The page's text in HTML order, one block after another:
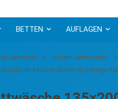
BETTEN AUFLAGEN
Jahreszeit Andere Jahreszeiten
cm & Kissen 80×80 | Kuschelige